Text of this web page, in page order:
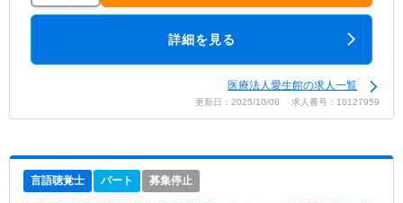
詳細を見る
医療法人愛生館の求人一覧
更新日：2025/10/08 求人番号：10127959
言語聴覚士 パート 募集停止